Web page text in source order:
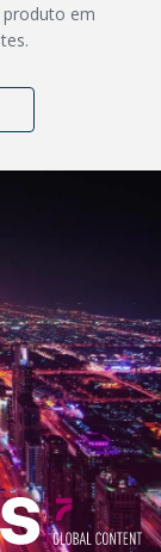
em